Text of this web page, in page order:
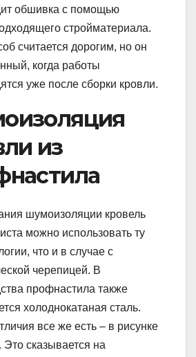
обшивка с помощью
стройматериала.
считается дорогим, но он
когда работы
уже после сборки кровли.
из
шумоизоляции кровель
можно использовать ту
что и в случае с
черепицей. В
профнастила также
холоднокатаная сталь.
все же есть – в рисунке
сказывается на